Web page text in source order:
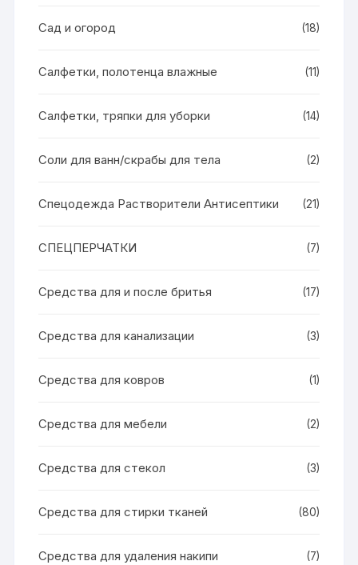
Сад и огород (18)
Салфетки, полотенца влажные (11)
Салфетки, тряпки для уборки (14)
Соли для ванн/скрабы для тела (2)
Спецодежда Растворители Антисептики (21)
СПЕЦПЕРЧАТКИ (7)
Средства для и после бритья (17)
Средства для канализации (3)
Средства для ковров (1)
Средства для мебели (2)
Средства для стекол (3)
Средства для стирки тканей (80)
Средства для удаления накипи (7)